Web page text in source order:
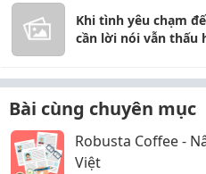
Khi tình yêu chạm
cần lời nói vẫn thấu
Bài cùng chuyên mục
Robusta Coffee -
Việt